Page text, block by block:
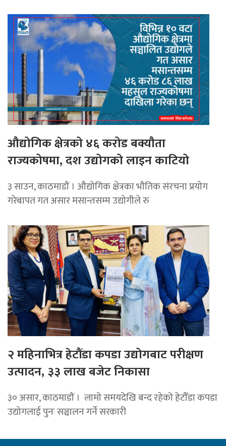
औद्योगिक क्षेत्रको ४६ करोड बक्यौता
राज्यकोषमा, दश उद्योगको लाइन काटियो
३ साउन, काठमाडौं । औद्योगिक क्षेत्रका भौतिक संरचना प्रयोग
गरेबापत गत असार मसान्तसम्म उद्योगीले रु
२ महिनाभित्र हेटौंडा कपडा उद्योगबाट परीक्षण
उत्पादन, ३३ लाख बजेट निकासा
३० असार, काठमाडौं । लामो समयदेखि बन्द रहेको हेटौँडा कपडा
उद्योगलाई पुनः सञ्चालन गर्ने सरकारी